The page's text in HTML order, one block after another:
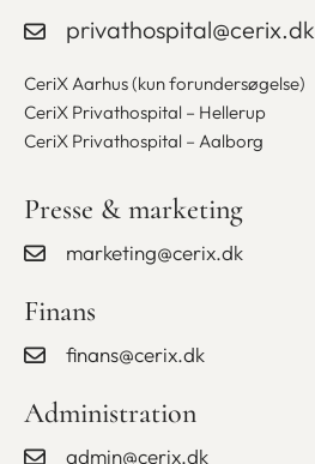
privathospital@cerix.dk
CeriX Aarhus (kun forundersøgelse)
CeriX Privathospital – Hellerup
CeriX Privathospital – Aalborg
Presse & marketing
marketing@cerix.dk
Finans
finans@cerix.dk
Administration
admin@cerix.dk